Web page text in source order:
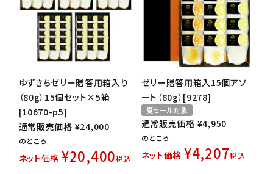
ゆずきちゼリー贈答用箱入り
（80g）15個セット×5箱
[10670-p5]
通常販売価格 ¥24,000
のところ
ネット価格 ¥20,400税込
ゼリー贈答用箱入15個アソ
ート（80g）[9278]
夏セール対象
通常販売価格 ¥4,950
のところ
ネット価格 ¥4,207税込